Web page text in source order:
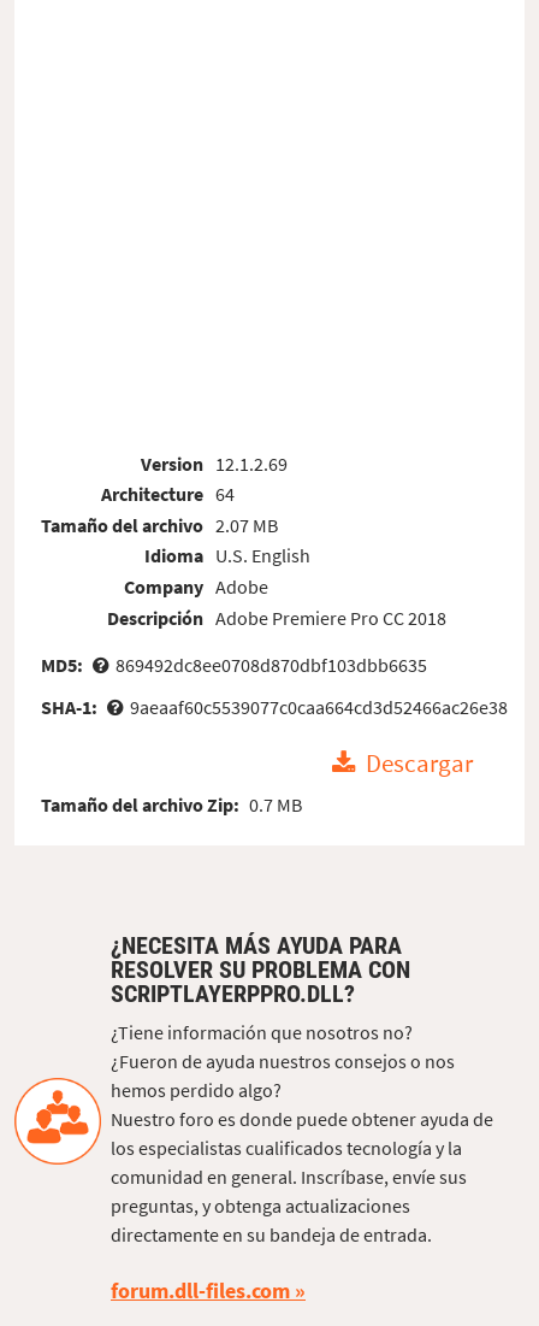
Version
Architecture
Tamaño del archivo
Idioma
Company
Descripción
12.1.2.69
64
2.07 MB
U.S. English
Adobe
Adobe Premiere Pro CC 2018
MD5:
869492dc8ee0708d870dbf103dbb6635
SHA-1:
9aeaaf60c5539077c0caa664cd3d52466ac26e38
Descargar
Tamaño del archivo Zip: 0.7 MB
¿NECESITA MÁS AYUDA PARA
RESOLVER SU PROBLEMA CON
SCRIPTLAYERPPRO.DLL?
¿Tiene información que nosotros no?
¿Fueron de ayuda nuestros consejos o nos
hemos perdido algo?
Nuestro foro es donde puede obtener ayuda de
los especialistas cualificados tecnología y la
comunidad en general. Inscríbase, envíe sus
preguntas, y obtenga actualizaciones
directamente en su bandeja de entrada.
forum.dll-files.com